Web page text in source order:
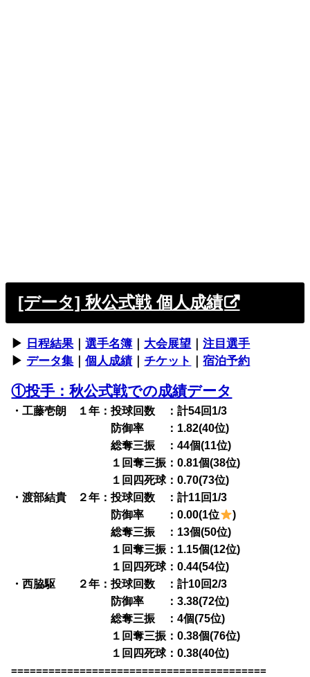
[データ] 秋公式戦 個人成績
▶︎ 日程結果 ｜選手名簿 大会展望 ｜注目選手
▶︎ データ集 ｜個人成績｜チケット ｜宿泊予約
①投手：秋公式戦での成績データ
・工藤壱朗 １年：投球回数 ：計54回1/3
防御率 ：1.82(40位)
総奪三振 ：44個(11位)
１回奪三振：0.81個(38位)
１回四死球：0.70(73位)
・渡部結貴 ２年：投球回数 ：計11回1/3
防御率 ：0.00(1位
)
総奪三振 ：13個(50位)
１回奪三振：1.15個(12位)
１回四死球：0.44(54位)
・西脇駆 ２年：投球回数 ：計10回2/3
防御率 ：3.38(72位)
総奪三振 ：4個(75位)
１回奪三振：0.38個(76位)
１回四死球：0.38(40位)
=========================================